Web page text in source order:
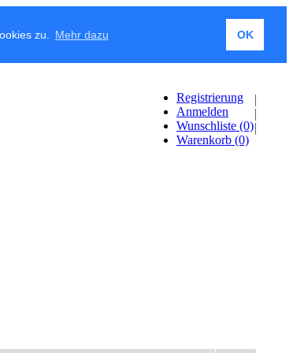
zu. Mehr dazu OK
Registrierung
Anmelden
Wunschliste (0)
Warenkorb (0)